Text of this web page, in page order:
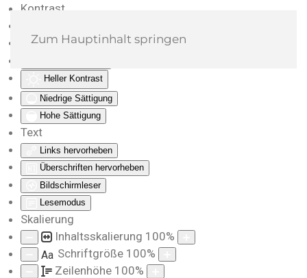
Kontrast
Monochrom
Heller Kontrast
Niedrige Sättigung
Hohe Sättigung
Text
Links hervorheben
Überschriften hervorheben
Bildschirmleser
Lesemodus
Skalierung
Inhaltsskalierung 100%
Aa Schriftgröße 100%
Zeilenhöhe 100%
Zum Hauptinhalt springen